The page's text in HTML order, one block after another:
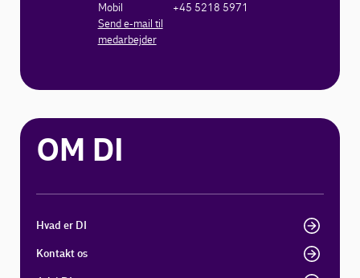
Mobil
+45 5218 5971
Send e-mail til
medarbejder
OM DI
Hvad er DI
Kontakt os